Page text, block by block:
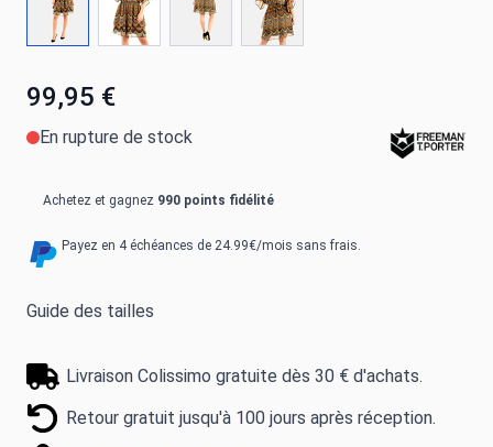
99,95 €
En rupture de stock
Achetez et gagnez 990 points fidélité
Payez en 4 échéances de 24.99€/mois sans frais.
Guide des tailles
Livraison Colissimo gratuite dès 30 € d'achats.
Retour gratuit jusqu'à 100 jours après réception.